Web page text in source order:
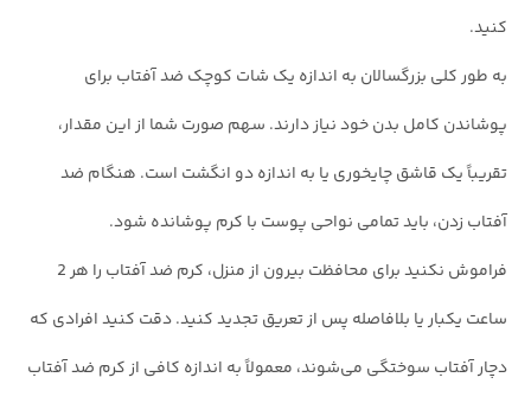
کنید.
به طور کلی بزرگسالان به اندازه یک شات کوچک ضد آفتاب برای
پوشاندن کامل بدن خود نیاز دارند. سهم صورت شما از این مقدار،
تقریباً یک قاشق چایخوری یا به اندازه دو انگشت است. هنگام ضد
آفتاب زدن، باید تمامی نواحی پوست با کرم پوشانده شود.
فراموش نکنید برای محافظت بیرون از منزل، کرم ضد آفتاب را هر 2
ساعت یکبار یا بلافاصله پس از تعریق تجدید کنید. دقت کنید افرادی که
دچار آفتاب سوختگی می‌شوند، معمولاً به اندازه کافی از کرم ضد آفتاب